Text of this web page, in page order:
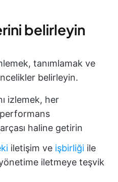
belirleyin
tanımlamak ve
belirleyin.
izlemek, her
haline getirin
iletişim ve işbirliği ile
iletmeye teşvik